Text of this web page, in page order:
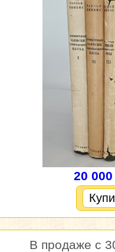
20
В продаже с